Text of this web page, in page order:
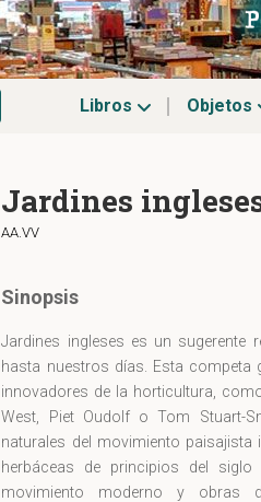
Libros Objetos
Jardines
AA.VV
Sinopsis
Jardines ingleses es un sugerente
hasta nuestros días. Esta competa
innovadores de la horticultura,
West, Piet Oudolf o Tom Stuart-
naturales del movimiento paisajista
herbáceas de principios del
movimiento moderno y obras